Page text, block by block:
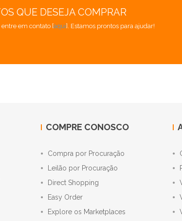
QUE DESEJA COMPRAR
entre em contato [aqui]. Estamos prontos para ajudar!
COMPRE CONOSCO
Compra por Procuração
Leilão por Procuração
Direct Shopping
Easy Order
Explore os Marketplaces